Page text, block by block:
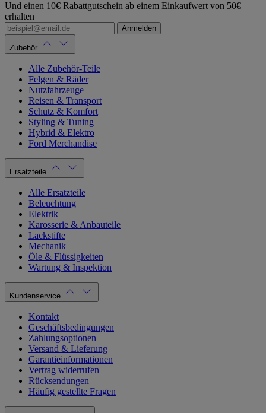
Und einen 10€ Rabattgutschein ab einem Einkaufwert von 50€
erhalten
Anmelden
Zubehör
Alle Zubehör-Teile
Felgen & Räder
Nutzfahrzeuge
Reisen & Transport
Schutz & Komfort
Styling & Tuning
Hybrid & Elektro
Ford Merchandise
Ersatzteile
Alle Ersatzteile
Beleuchtung
Elektrik
Karosserie & Anbauteile
Lackstifte
Mechanik
Öle & Flüssigkeiten
Wartung & Inspektion
Kundenservice
Kontakt
Geschäftsbedingungen
Zahlungsoptionen
Versand & Lieferung
Garantieinformationen
Vertrag widerrufen
Rücksendungen
Häufig gestellte Fragen